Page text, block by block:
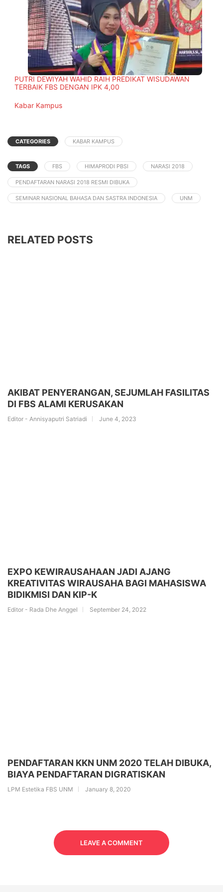
PUTRI DEWIYAH WAHID RAIH PREDIKAT WISUDAWAN
TERBAIK FBS DENGAN IPK 4,00
In relation to
Kabar Kampus
CATEGORIES KABAR KAMPUS
TAGS FBS HIMAPRODI PBSI NARASI 2018
PENDAFTARAN NARASI 2018 RESMI DIBUKA
SEMINAR NASIONAL BAHASA DAN SASTRA INDONESIA UNM
RELATED POSTS
AKIBAT PENYERANGAN, SEJUMLAH FASILITAS
DI FBS ALAMI KERUSAKAN
Editor - Annisyaputri Satriadi June 4, 2023
EXPO KEWIRAUSAHAAN JADI AJANG
KREATIVITAS WIRAUSAHA BAGI MAHASISWA
BIDIKMISI DAN KIP-K
Editor - Rada Dhe Anggel September 24, 2022
PENDAFTARAN KKN UNM 2020 TELAH DIBUKA,
BIAYA PENDAFTARAN DIGRATISKAN
LPM Estetika FBS UNM January 8, 2020
LEAVE A COMMENT